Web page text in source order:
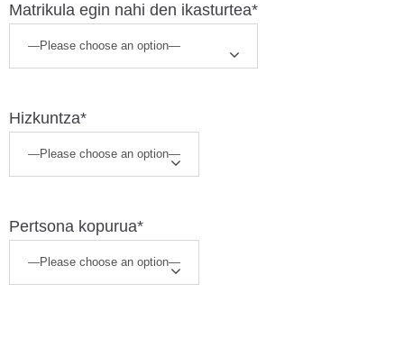
Matrikula egin nahi den ikasturtea*
Hizkuntza*
Pertsona kopurua*